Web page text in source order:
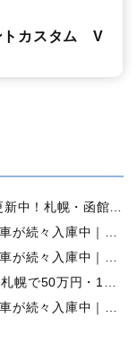
トカスタム V
2026年最新版】ネオドライブ公式TikTok更新中！札幌・函館の中古車情報を動画で発信
【最新在庫入荷】札幌・函館で人気の中古車が続々入庫中｜早い者勝ち！【日産 ルークス660X 4WD】
【最新在庫入荷】札幌・函館で人気の中古車が続々入庫中｜早い者勝ち！【ダイハツ ムーヴコンテ660L 4WD】
第2弾 Part6 【完全版】【2026年最新版】札幌で50万円・100万円・150万円ならどんな中古車が買える？予算別中古車選び完全ガイド
【最新在庫入荷】札幌・函館で人気の中古車が続々入庫中｜早い者勝ち！【トヨタ ヴォクシー2.0ZS煌Ⅱ 4WD】